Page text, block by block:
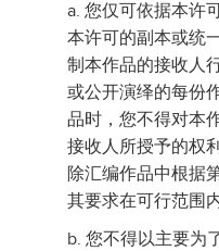
a. 您仅可依据本许
本许可的副本或统
制本作品的接收人
或公开演绎的每份
品时，您不得对本
接收人所授予的权
除汇编作品中根据
其要求在可行范围
b. 您不得以主要为